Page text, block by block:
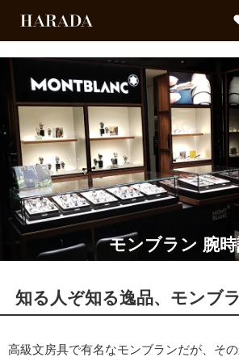
モンブラン 腕
知る人ぞ知る逸品、モンブ
高級文房具で有名なモンブランだが、そ